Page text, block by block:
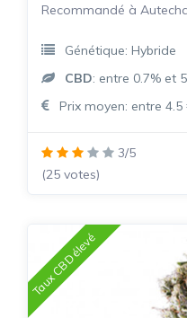
Recommandé à
Génétique: Hybride
CBD: entre 0.7% et
Prix moyen: entre
3/5
(25 votes)
Taux CBD élevé